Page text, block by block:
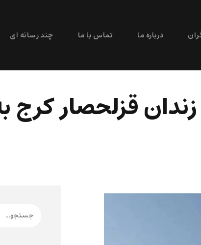
درباره ما تماس با ما چند رسانه ای
از زندان قزلحصار